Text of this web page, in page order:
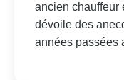
ancien chauffeur
dévoile des
années passées